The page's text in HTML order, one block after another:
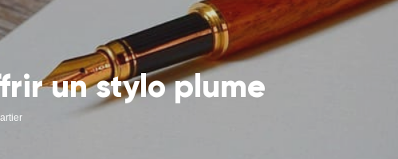
un stylo plume